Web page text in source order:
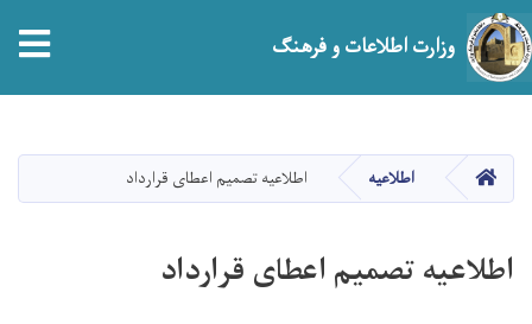
main
content
وزارت اطلاعات و فرهنگ
صفحه اصلیاطلاعیه اطلاعیه تصمیم اعطای قرارداد
اطلاعیه تصمیم اعطای قرارداد